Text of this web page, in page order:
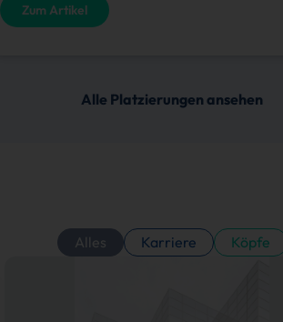
Zum Artikel
Alle Platzierungen ansehen
Alles Karriere Köpfe